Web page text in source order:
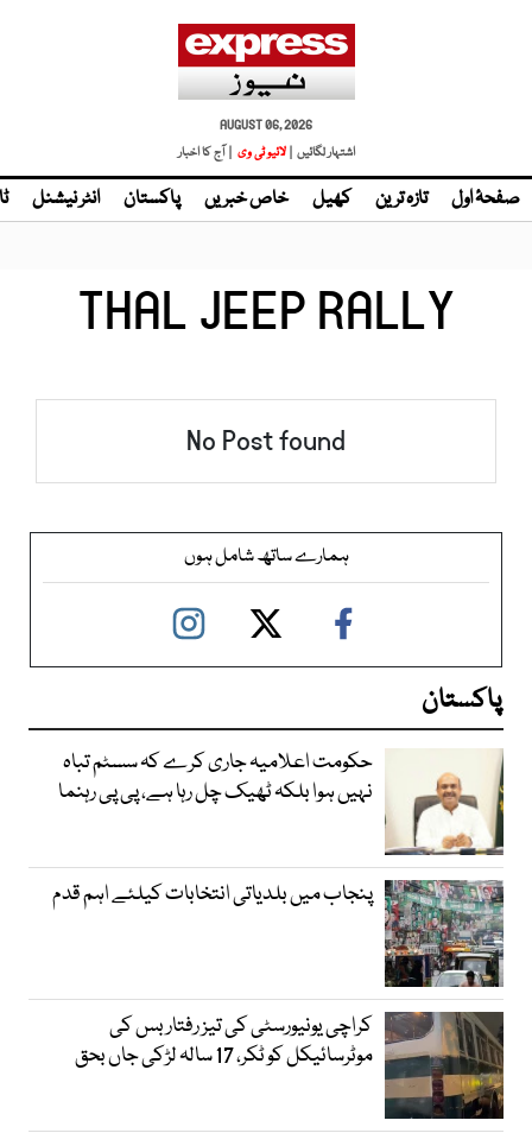
AUGUST 06, 2026
اشتہار لگائیں | لائیو ٹی وی | آج کا اخبار
صفحۂ اول تازہ ترین کھیل خاص خبریں پاکستان انٹر نیشنل
THAL JEEP RALLY
No Post found
ہمارے ساتھ شامل ہوں
پاکستان
حکومت اعلامیہ جاری کرے کہ سسٹم تباہ
نہیں ہوا بلکہ ٹھیک چل رہا ہے، پی پی رہنما
پنجاب میں بلدیاتی انتخابات کیلئے اہم قدم
کراچی یونیورسٹی کی تیز رفتار بس کی
موٹرسائیکل کو ٹکر، 17 سالہ لڑکی جاں بحق